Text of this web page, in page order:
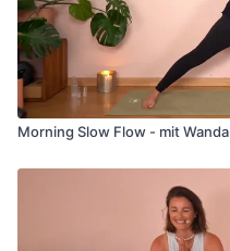
Morning Slow Flow - mit Wanda